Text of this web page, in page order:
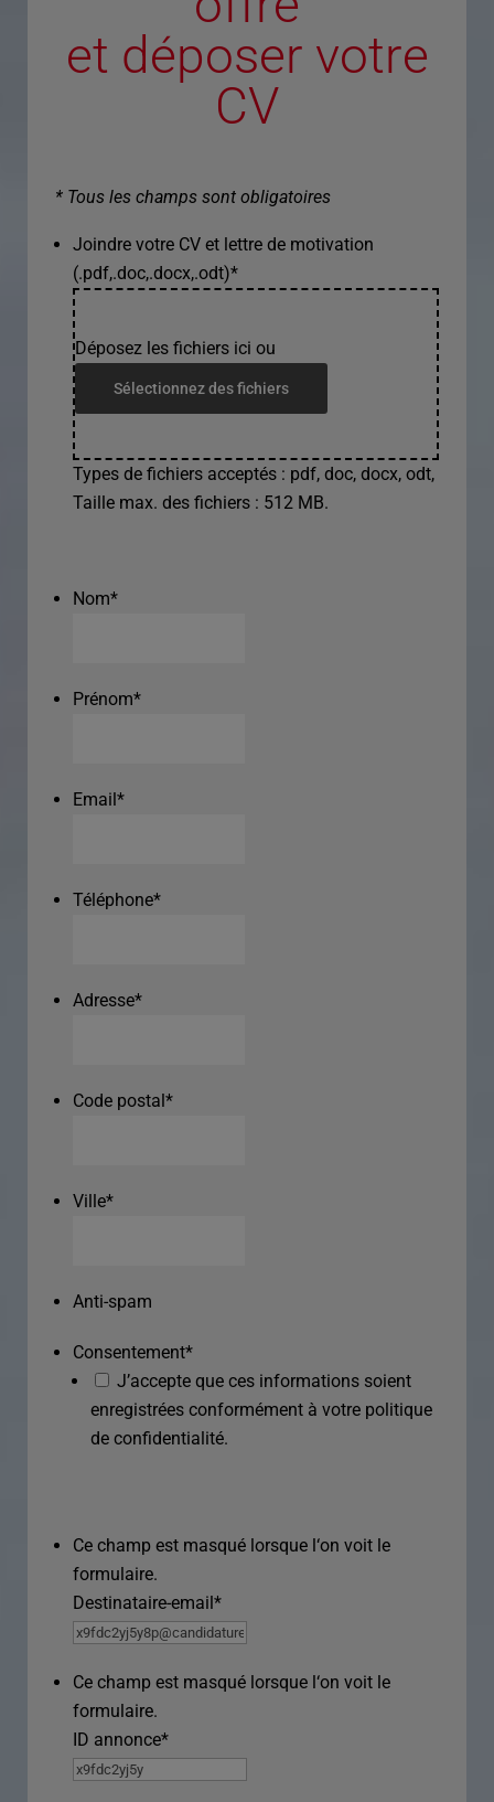
et déposer votre
CV
* Tous les champs sont obligatoires
Joindre votre CV et lettre de motivation
(.pdf,.doc,.docx,.odt)*
Déposez les fichiers ici ou
Sélectionnez des fichiers
Types de fichiers acceptés : pdf, doc, docx, odt,
Taille max. des fichiers : 512 MB.
Nom*
Prénom*
Email*
Téléphone*
Adresse*
Code postal*
Ville*
Anti-spam
Consentement*
J’accepte que ces informations soient
enregistrées conformément à votre politique
de confidentialité.
Ce champ est masqué lorsque l‘on voit le
formulaire.
Destinataire-email*
Ce champ est masqué lorsque l‘on voit le
formulaire.
ID annonce*